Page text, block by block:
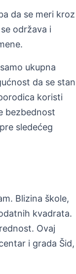
da se meri kroz
održava i
ukupna
da se stan
koristi
bezbednost
sledećeg
Blizina škole,
kvadrata.
Ovaj
i grada Šid,